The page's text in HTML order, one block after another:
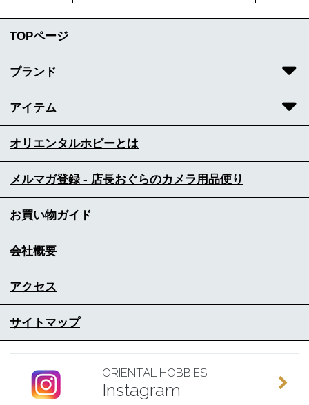
TOPページ
ブランド
アイテム
オリエンタルホビーとは
メルマガ登録 - 店長おぐらのカメラ用品便り
お買い物ガイド
会社概要
アクセス
サイトマップ
ORIENTAL HOBBIES
Instagram